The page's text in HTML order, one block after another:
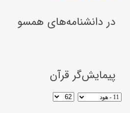
در دانشنامه‌های همسو
پیمایش‌گر قرآن